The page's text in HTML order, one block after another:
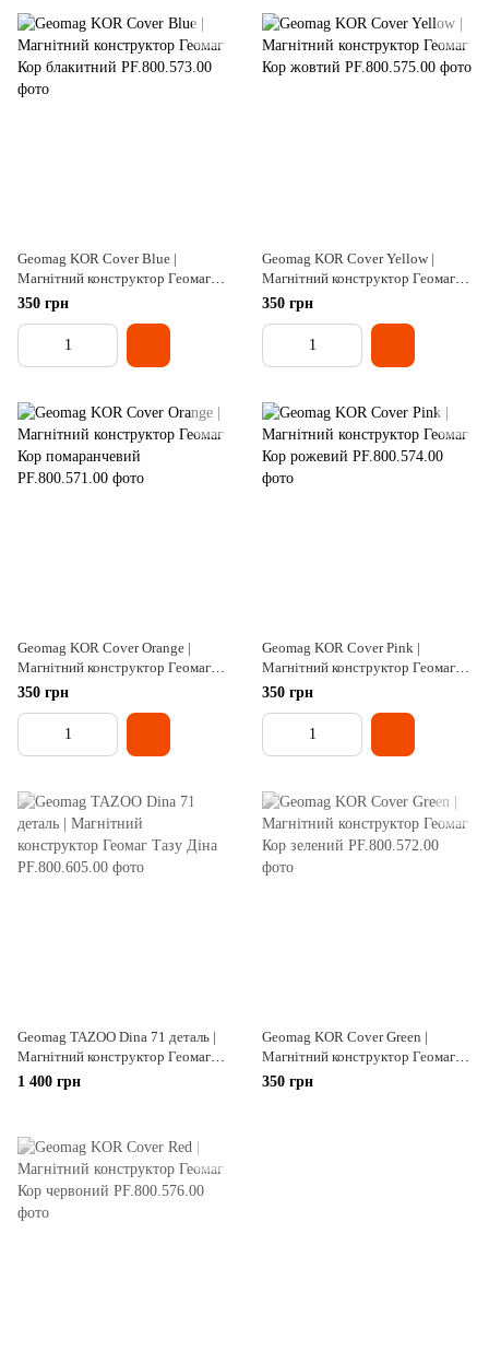
Geomag KOR Cover Blue |
Магнітний конструктор Геомаг
Кор блакитний
350 грн
Geomag KOR Cover Yellow |
Магнітний конструктор Геомаг
Кор жовтий
350 грн
Geomag KOR Cover Orange |
Магнітний конструктор Геомаг
Кор помаранчевий
350 грн
Geomag KOR Cover Pink |
Магнітний конструктор Геомаг
Кор рожевий
350 грн
Geomag TAZOO Dina 71 деталь |
Магнітний конструктор Геомаг
Тазу Діна
1 400 грн
Geomag KOR Cover Green |
Магнітний конструктор Геомаг
Кор зелений
350 грн